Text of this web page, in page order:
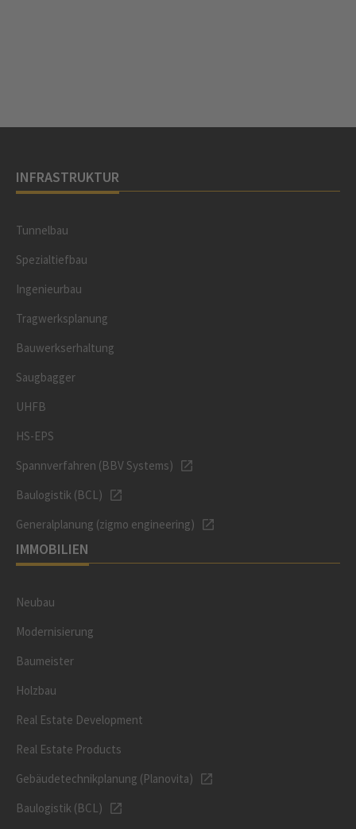
INFRASTRUKTUR
Tunnelbau
Spezialtiefbau
Ingenieurbau
Tragwerksplanung
Bauwerkserhaltung
Saugbagger
UHFB
HS-EPS
Spannverfahren (BBV Systems)
Baulogistik (BCL)
Generalplanung (zigmo engineering)
IMMOBILIEN
Neubau
Modernisierung
Baumeister
Holzbau
Real Estate Development
Real Estate Products
Gebäudetechnikplanung (Planovita)
Baulogistik (BCL)